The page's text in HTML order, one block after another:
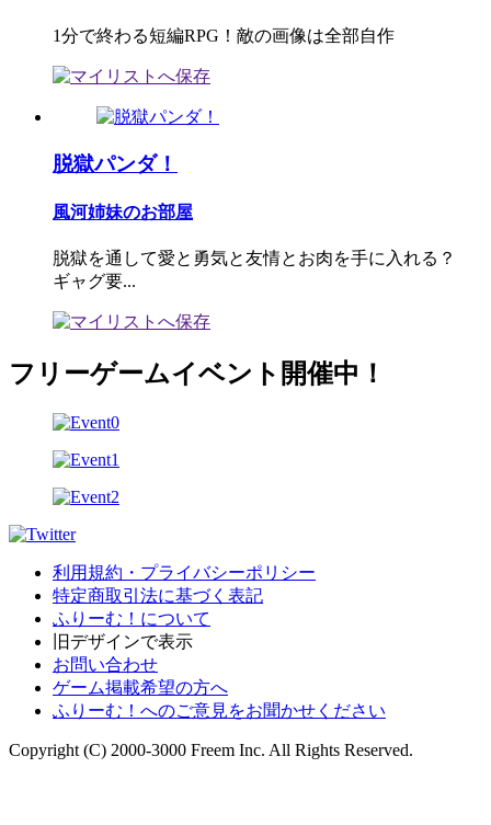
1分で終わる短編RPG！敵の画像は全部自作
脱獄パンダ！
風河姉妹のお部屋
脱獄を通して愛と勇気と友情とお肉を手に入れる？
ギャグ要...
フリーゲームイベント開催中！
利用規約・プライバシーポリシー
特定商取引法に基づく表記
ふりーむ！について
旧デザインで表示
お問い合わせ
ゲーム掲載希望の方へ
ふりーむ！へのご意見をお聞かせください
Copyright (C) 2000-3000 Freem Inc. All Rights Reserved.